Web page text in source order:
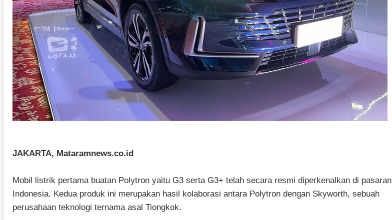
JAKARTA, Mataramnews.co.id
Mobil listrik pertama buatan Polytron yaitu G3 serta G3+ telah secara resmi diperkenalkan di pasaran
Indonesia. Kedua produk ini merupakan hasil kolaborasi antara Polytron dengan Skyworth, sebuah
perusahaan teknologi ternama asal Tiongkok.